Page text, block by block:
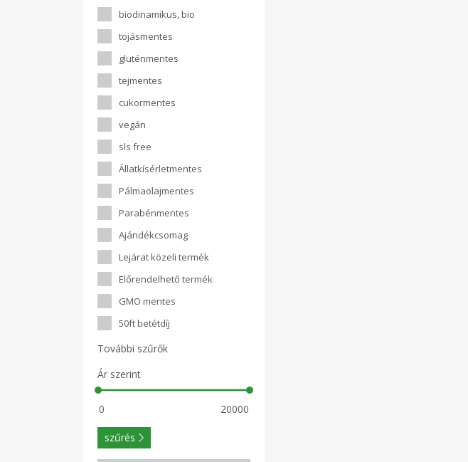
biodinamikus, bio
tojásmentes
gluténmentes
tejmentes
cukormentes
vegán
sls free
Állatkísérletmentes
Pálmaolajmentes
Parabénmentes
Ajándékcsomag
Lejárat közeli termék
Előrendelhető termék
GMO mentes
50ft betétdíj
További szűrők
Ár szerint
szűrés